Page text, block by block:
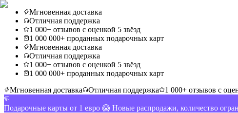
Мгновенная доставка
Отличная поддержка
1 000+ отзывов с оценкой 5 звёзд
1 000 000+ проданных подарочных карт
Мгновенная доставка
Отличная поддержка
1 000+ отзывов с оценкой 5 звёзд
1 000 000+ проданных подарочных карт
Мгновенная доставка
Отличная поддержка 1 000+ отзывов с
Подарочные карты от 1 евро 😱 Новые распродажи, количество